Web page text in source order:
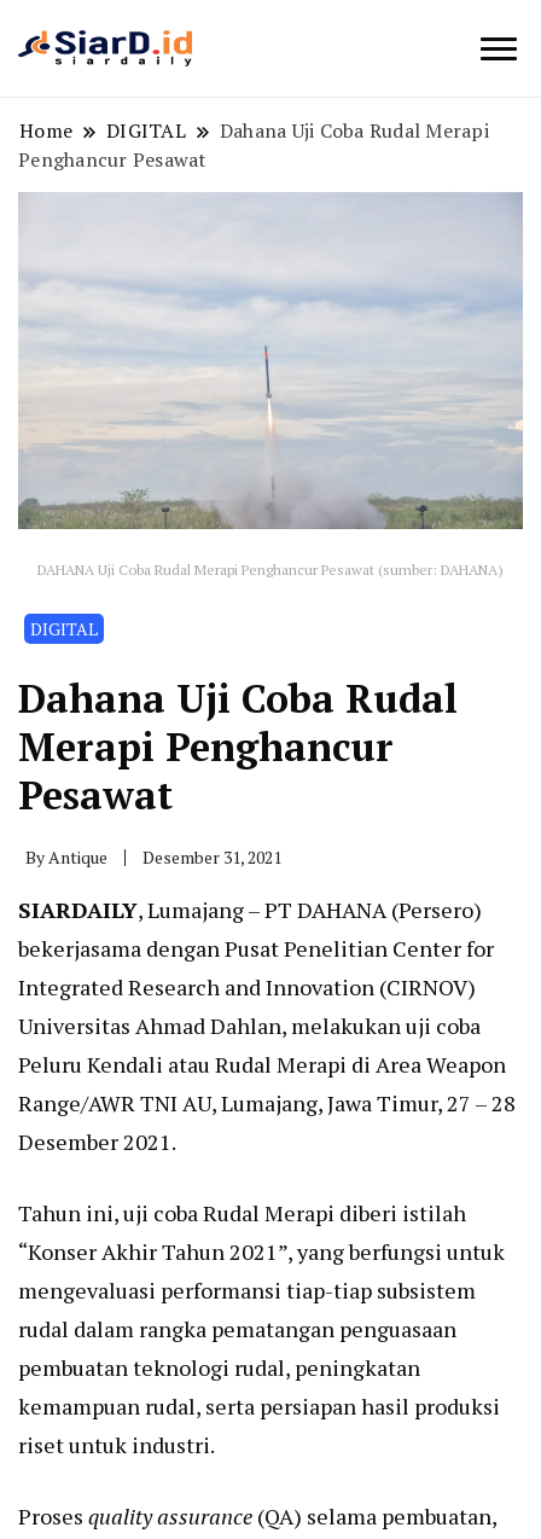
Home DIGITAL
Dahana Uji Coba Rudal Merapi
Penghancur Pesawat
DAHANA Uji Coba Rudal Merapi Penghancur Pesawat (sumber: DAHANA)
DIGITAL
Dahana Uji Coba Rudal
Merapi Penghancur
Pesawat
ByAntique Desember 31, 2021
SIARDAILY, Lumajang – PT DAHANA (Persero)
bekerjasama dengan Pusat Penelitian Center for
Integrated Research and Innovation (CIRNOV)
Universitas Ahmad Dahlan, melakukan uji coba
Peluru Kendali atau Rudal Merapi di Area Weapon
Range/AWR TNI AU, Lumajang, Jawa Timur, 27 – 28
Desember 2021.
Tahun ini, uji coba Rudal Merapi diberi istilah
“Konser Akhir Tahun 2021”, yang berfungsi untuk
mengevaluasi performansi tiap-tiap subsistem
rudal dalam rangka pematangan penguasaan
pembuatan teknologi rudal, peningkatan
kemampuan rudal, serta persiapan hasil produksi
riset untuk industri.
Proses quality assurance (QA) selama pembuatan,